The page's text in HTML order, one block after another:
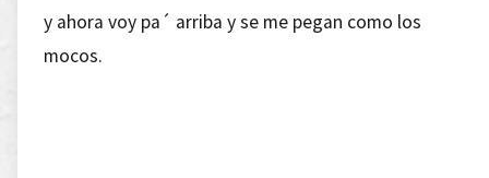
y ahora voy pa´ arriba y se me pegan como los
mocos.